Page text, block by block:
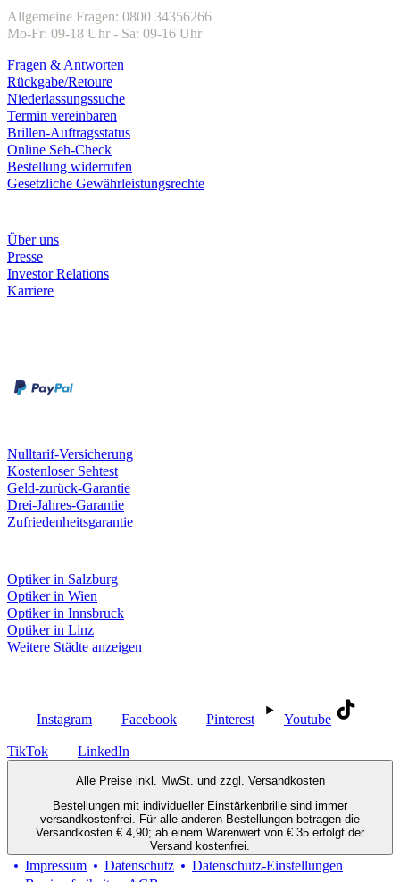
Allgemeine Fragen: 0800 34356266
Mo-Fr: 09-18 Uhr - Sa: 09-16 Uhr
Fragen & Antworten
Rückgabe/Retoure
Niederlassungssuche
Termin vereinbaren
Brillen-Auftragsstatus
Online Seh-Check
Bestellung widerrufen
Gesetzliche Gewährleistungsrechte
Über uns
Presse
Investor Relations
Karriere
Nulltarif-Versicherung
Kostenloser Sehtest
Geld-zurück-Garantie
Drei-Jahres-Garantie
Zufriedenheitsgarantie
Optiker in Salzburg
Optiker in Wien
Optiker in Innsbruck
Optiker in Linz
Weitere Städte anzeigen
Instagram Facebook Pinterest Youtube
TikTok LinkedIn
Alle Preise inkl. MwSt. und zzgl. Versandkosten
Bestellungen mit individueller Einstärkenbrille sind immer
versandkostenfrei. Für alle anderen Bestellungen betragen die
Versandkosten € 4,90; ab einem Warenwert von € 35 erfolgt der
Versand kostenfrei.
Impressum Datenschutz
Datenschutz-Einstellungen